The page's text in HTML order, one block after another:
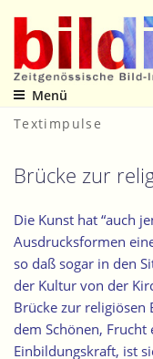
Inhalt
springen
Zeitgenössische Bild-
Menü
Textimpulse
Brücke zur
Die Kunst hat “auch
Ausdrucksformen
so daß sogar in den
der Kultur von der
Brücke zur religiösen
dem Schönen,
Einbildungskraft, ist